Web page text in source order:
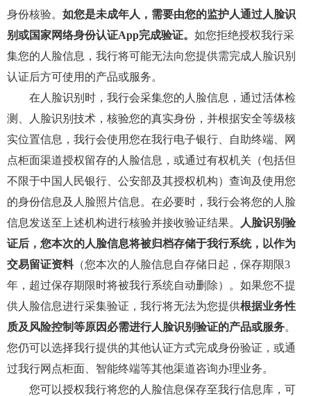
身份核验。 如您是未成年人，需要由您的监护人通过人脸识
别或国家网络身份认证App完成验证。 如您拒绝授权我行采
集您的人脸信息，我行将可能无法向您提供需完成人脸识别
认证后方可使用的产品或服务。
在人脸识别时，我行会采集您的人脸信息，通过活体检
测、人脸识别技术，核验您的真实身份，并根据安全等级核
实位置信息，我行会使用您在我行电子银行、自助终端、网
点柜面渠道授权留存的人脸信息，或通过有权机关（包括但
不限于中国人民银行、公安部及其授权机构）查询及使用您
的身份信息及人脸照片信息。在必要时，我行会将您的人脸
信息发送至上述机构进行核验并接收验证结果。
人脸识别验
证后，您本次的人脸信息将被归档存储于我行系统，以作为
交易留证资料（您本次的人脸信息自存储日起，保存期限3
年，超过保存期限时将被我行系统自动删除）。如果您不提
供人脸信息进行采集验证，我行将无法为您提供根据业务性
质及风险控制等原因必需进行人脸识别验证的产品或服务。
您仍可以选择我行提供的其他认证方式完成身份验证，或通
过我行网点柜面、智能终端等其他渠道咨询办理业务。
您可以授权我行将您的人脸信息保存至我行信息库，可